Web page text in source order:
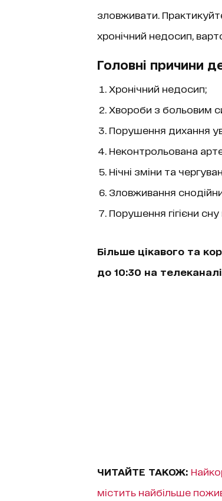
зловживати.
хронічний недосип,
Головні причини
Хронічний недосип;
Хвороби з больовим
Порушення дихання
Неконтрольована
Нічні зміни та
Зловживання
Порушення гігієни сну
Більше цікавого та
до 10:30 на телеканалі
ЧИТАЙТЕ ТАКОЖ:
містить найбільше